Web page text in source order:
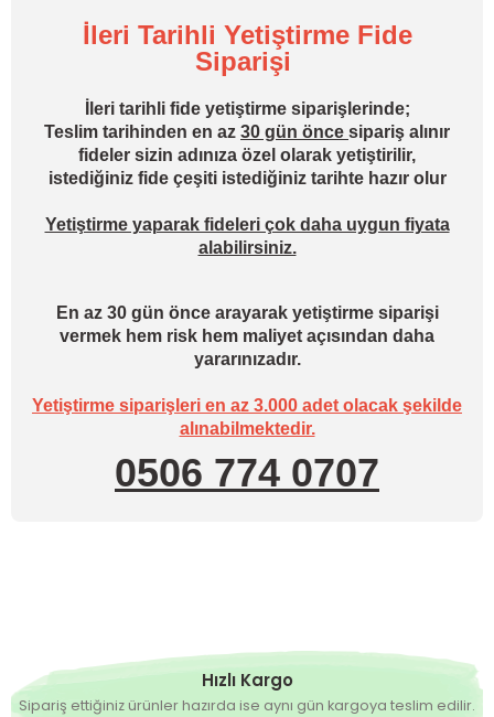
İleri Tarihli Yetiştirme Fide
Siparişi
İleri tarihli fide yetiştirme siparişlerinde;
Teslim tarihinden en az 30 gün önce sipariş alınır
fideler sizin adınıza özel olarak yetiştirilir,
istediğiniz fide çeşiti istediğiniz tarihte hazır olur
Yetiştirme yaparak fideleri çok daha uygun fiyata
alabilirsiniz.
En az 30 gün önce arayarak yetiştirme siparişi
vermek hem risk hem maliyet açısından daha
yararınızadır.
Yetiştirme siparişleri en az 3.000 adet olacak şekilde
alınabilmektedir.
0506 774 0707
Hızlı Kargo
Sipariş ettiğiniz ürünler hazırda ise aynı gün kargoya teslim edilir.